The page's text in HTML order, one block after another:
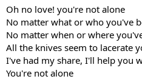
Oh no love! you're not alone
No matter what or who you've
No matter when or where
All the knives seem to lacerate
I've had my share, I'll help you
You're not alone